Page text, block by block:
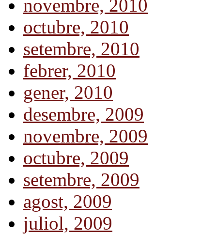
novembre, 2010
octubre, 2010
setembre, 2010
febrer, 2010
gener, 2010
desembre, 2009
novembre, 2009
octubre, 2009
setembre, 2009
agost, 2009
juliol, 2009